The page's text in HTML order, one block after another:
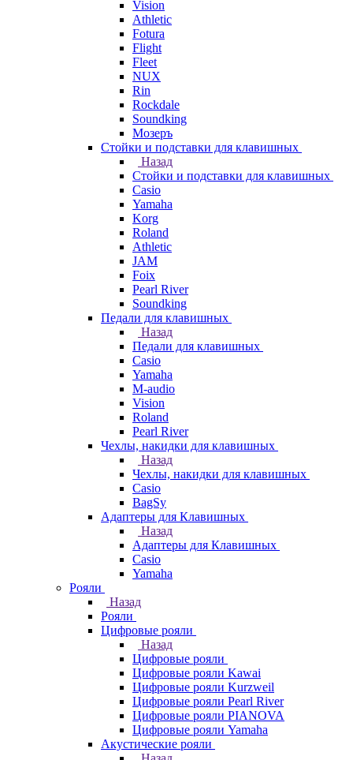
Vision
Athletic
Fotura
Flight
Fleet
NUX
Rin
Rockdale
Soundking
Мозеръ
Стойки и подставки для клавишных
Назад
Стойки и подставки для клавишных
Casio
Yamaha
Korg
Roland
Athletic
JAM
Foix
Pearl River
Soundking
Педали для клавишных
Назад
Педали для клавишных
Casio
Yamaha
M-audio
Vision
Roland
Pearl River
Чехлы, накидки для клавишных
Назад
Чехлы, накидки для клавишных
Casio
BagSy
Адаптеры для Клавишных
Назад
Адаптеры для Клавишных
Casio
Yamaha
Рояли
Назад
Рояли
Цифровые рояли
Назад
Цифровые рояли
Цифровые рояли Kawai
Цифровые рояли Kurzweil
Цифровые рояли Pearl River
Цифровые рояли PIANOVA
Цифровые рояли Yamaha
Акустические рояли